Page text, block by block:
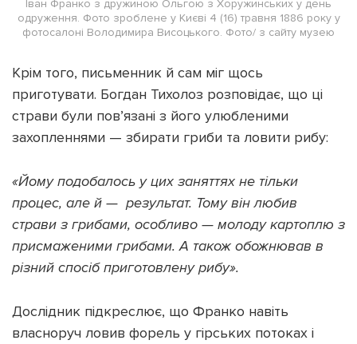
Іван Франко з дружиною Ольгою з Хоружинських у день
одруження. Фото зроблене у Києві 4 (16) травня 1886 року у
фотосалоні Володимира Висоцького. Фото/ з сайту музею
Крім того, письменник й сам міг щось
приготувати. Богдан Тихолоз розповідає, що ці
страви були пов’язані з його улюбленими
захопленнями — збирати гриби та ловити рибу:
«Йому подобалось у цих заняттях не тільки
процес, але й — результат. Тому він любив
страви з грибами, особливо — молоду картоплю з
присмаженими грибами. А також обожнював в
різний спосіб приготовлену рибу».
Дослідник підкреслює, що Франко навіть
власноруч ловив форель у гірських потоках і